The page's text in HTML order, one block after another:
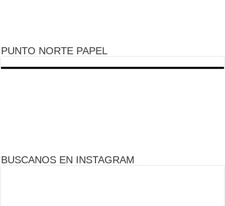
PUNTO NORTE PAPEL
BUSCANOS EN INSTAGRAM